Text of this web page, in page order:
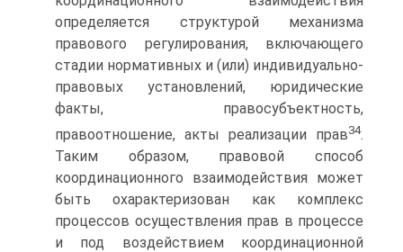
определяется структурой механизма
правового регулирования, включающего
стадии нормативных и (или) индивидуально-
правовых установлений, юри­дические
факты, правосубъектность,
правоотношение, акты реализации прав34.
Таким образом, правовой способ
координационного взаимодействия может
быть охарактеризован как комплекс
процессов осуществления прав в процессе
и под воздействием координационной